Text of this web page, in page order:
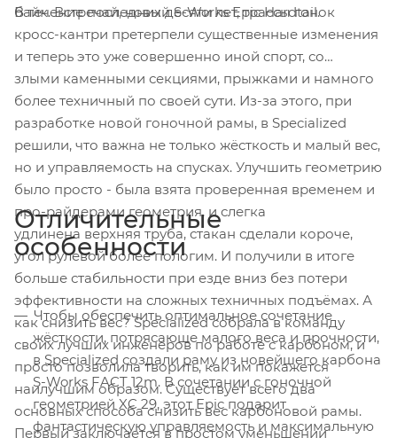
байк. Встречай, новый S-Works Epic Hardtail.
В течение последних десяти лет, трассы гонок
кросс-кантри претерпели существенные изменения
и теперь это уже совершенно иной спорт, со
злыми каменными секциями, прыжками и намного
более техничный по своей сути. Из-за этого, при
разработке новой гоночной рамы, в Specialized
решили, что важна не только жёсткость и малый вес,
но и управляемость на спусках. Улучшить геометрию
было просто - была взята проверенная временем и
про-райдерами геометрия, и слегка
удлинена верхняя труба, стакан сделали короче,
угол рулевой более пологим. И получили в итоге
больше стабильности при езде вниз без потери
эффективности на сложных техничных подъёмах. А
как снизить вес? Specialized собрала в команду
своих лучших инженеров по работе с карбоном, и
просто позволила творить, как им покажется
наилучшим образом. Существует всего два
основных способа снизить вес карбоновой рамы.
Первый заключается в простом уменьшении
Отличительные
особенности
Чтобы обеспечить оптимальное сочетание
жёсткости, потрясающе малого веса и прочности,
в Specialized создали раму из новейшего карбона
S-Works FACT 12m. В сочетании с гоночной
геометрией XC 29, этот Epic подарит
фантастическую управляемость и максимальную